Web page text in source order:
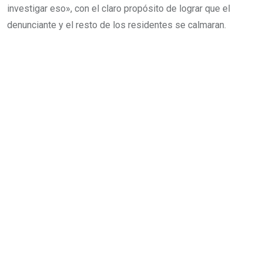
investigar eso», con el claro propósito de lograr que el
denunciante y el resto de los residentes se calmaran.